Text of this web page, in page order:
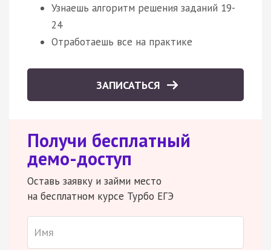
Узнаешь алгоритм решения заданий 19-
24
Отработаешь все на практике
ЗАПИСАТЬСЯ
Получи бесплатный
демо-доступ
Оставь заявку и займи место
на бесплатном курсе Турбо ЕГЭ